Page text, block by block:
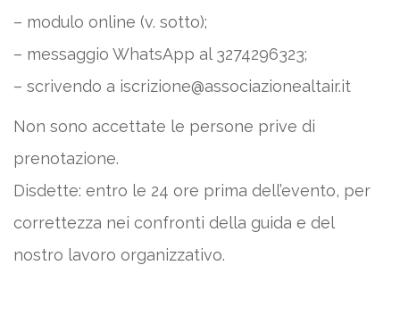
– modulo online (v. sotto);
– messaggio WhatsApp al 3274296323;
– scrivendo a iscrizione@associazionealtair.it
Non sono accettate le persone prive di
prenotazione.
Disdette: entro le 24 ore prima dell’evento, per
correttezza nei confronti della guida e del
nostro lavoro organizzativo.